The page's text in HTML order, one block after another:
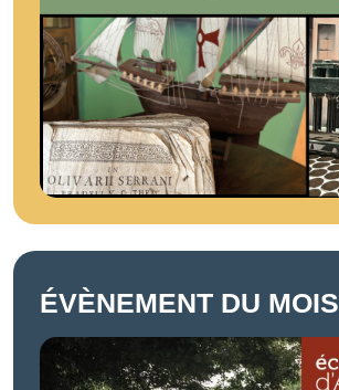
ÉVÈNEMENT DU MOIS